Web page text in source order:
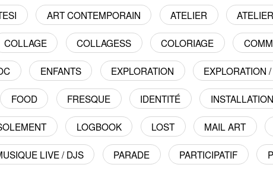
ART CONTEMPORAIN ATELIER
COLLAGE COLLAGESS COLORIAGE
ENFANTS EXPLORATION EXPLORATION
FOOD FRESQUE IDENTITÉ INSTALLATION
LOGBOOK LOST MAIL ART
LIVE / DJS PARADE PARTICIPATIF